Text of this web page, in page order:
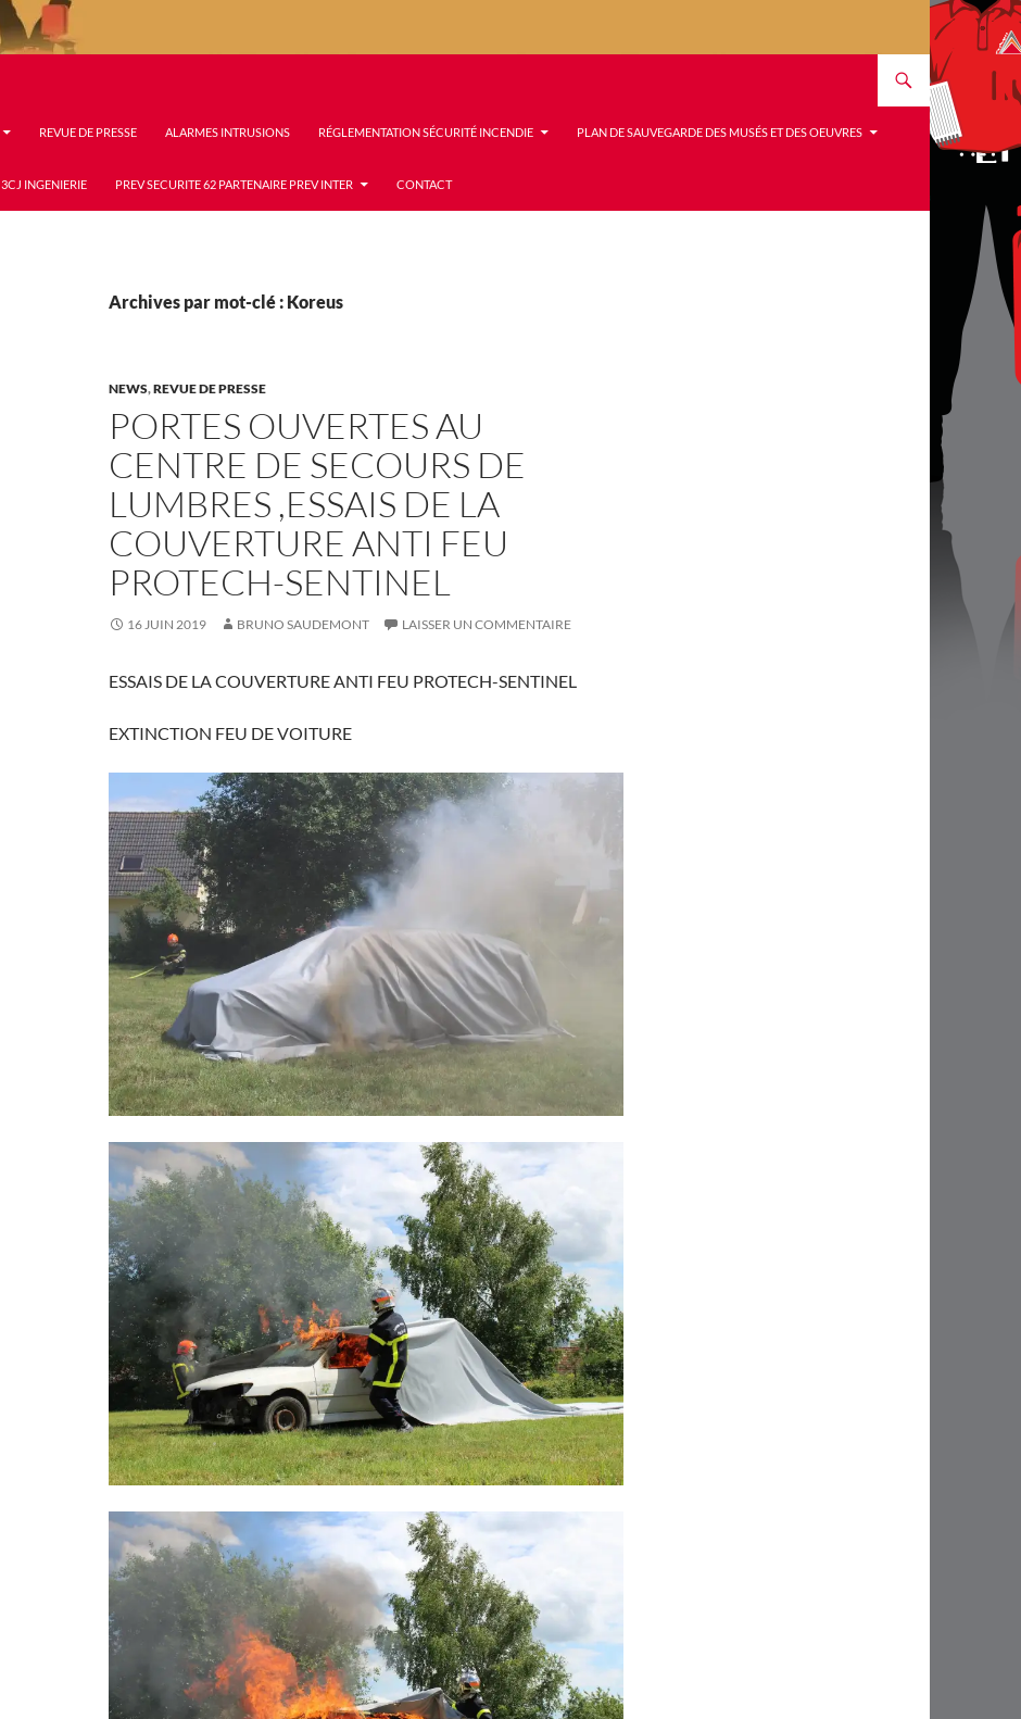
REVUE DE PRESSE ALARMES INTRUSIONS RÉGLEMENTATION SÉCURITÉ INCENDIE PLAN DE SAUVEGARDE DES MUSÉS ET DES OEUVRES
3CJ INGENIERIE PREV SECURITE 62 PARTENAIRE PREV INTER CONTACT
Archives par mot-clé : Koreus
NEWS,REVUE DE PRESSE
PORTES OUVERTES AU
CENTRE DE SECOURS DE
LUMBRES ,ESSAIS DE LA
COUVERTURE ANTI FEU
PROTECH-SENTINEL
16 JUIN 2019 BRUNO SAUDEMONT LAISSER UN COMMENTAIRE
ESSAIS DE LA COUVERTURE ANTI FEU PROTECH-SENTINEL
EXTINCTION FEU DE VOITURE